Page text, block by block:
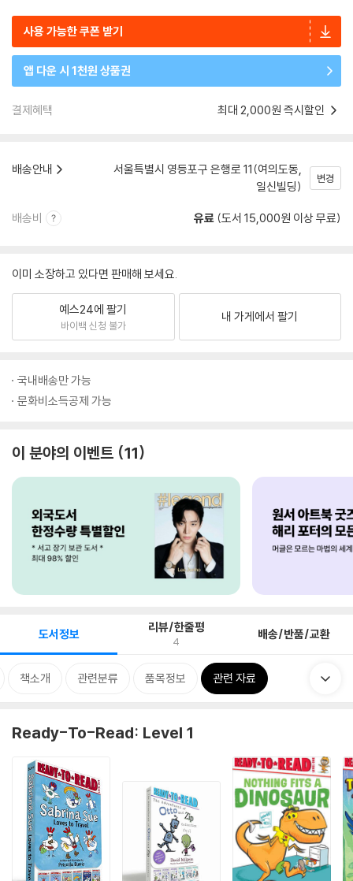
사용 가능한 쿠폰 받기
앱 다운 시 1천원 상품권
결제혜택 최대 2,000원 즉시할인
배송안내
서울특별시 영등포구 은행로 11(여의도동,
일신빌딩)
변경
배송비 유료 (도서 15,000원 이상 무료)
이미 소장하고 있다면 판매해 보세요.
예스24에 팔기
바이백 신청 불가
내 가게에서 팔기
국내배송만 가능
문화비소득공제 가능
이 분야의 이벤트 11
도서정보 리뷰/한줄평
4 배송/반품/교환
책소개 관련분류 품목정보 관련 자료
Ready-To-Read: Level 1